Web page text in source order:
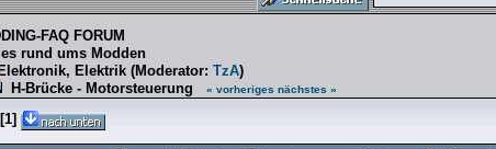
FAQ FORUM
rund ums Modden
Elektronik, Elektrik (Moderator: TzA)
H-Brücke - Motorsteuerung
« vorheriges nächstes »
[1]